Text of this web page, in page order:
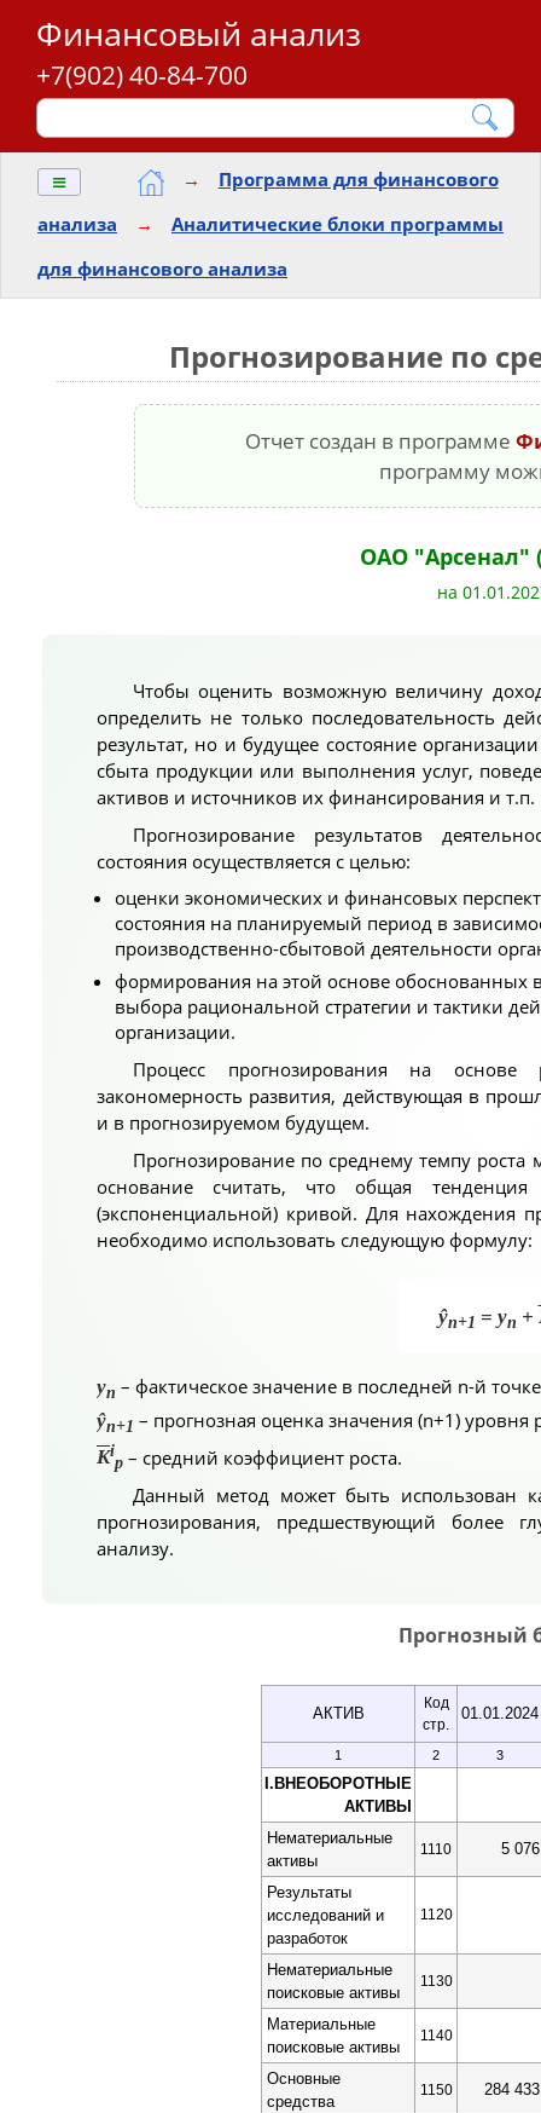
Финансовый анализ
+7(902) 40-84-700
≡ →
Программа для финансового
анализа
→
Аналитические блоки программы
для финансового анализа
Прогнозирование по
Отчет создан в программе
программу
ОАО "Арсенал"
на
Чтобы оценить возможную величину
определить не только последовательность
результат, но и будущее состояние
сбыта продукции или выполнения услуг,
активов и источников их финансирования и т.п.
Прогнозирование результатов
состояния осуществляется с целью:
оценки экономических и финансовых
состояния на планируемый период в
производственно-сбытовой деятельности
формирования на этой основе обоснованных
выбора рациональной стратегии и тактики
организации.
Процесс прогнозирования на основе
закономерность развития, действующая в
и в прогнозируемом будущем.
Прогнозирование по среднему темпу роста
основание считать, что общая тенденция
(экспоненциальной) кривой. Для нахождения
необходимо использовать следующую формулу:
ŷn+1 = yn +
yn – фактическое значение в последней n-й
ŷn+1 – прогнозная оценка значения (n+1) уровня
Ki
p – средний коэффициент роста.
Данный метод может быть использован
прогнозирования, предшествующий более
анализу.
Прогнозный
АКТИВ
Код
стр.
01.01.2024
1 2 3
I.ВНЕОБОРОТНЫЕ
АКТИВЫ
Нематериальные
активы
1110 5 076
Результаты
исследований и
разработок
1120
Нематериальные
поисковые активы
1130
Материальные
поисковые активы
1140
Основные
средства
1150 284 433